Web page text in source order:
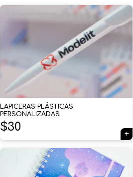
LAPICERAS PLÁSTICAS
PERSONALIZADAS
$30